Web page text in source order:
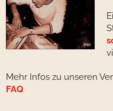
Mehr Infos zu unseren
FAQ